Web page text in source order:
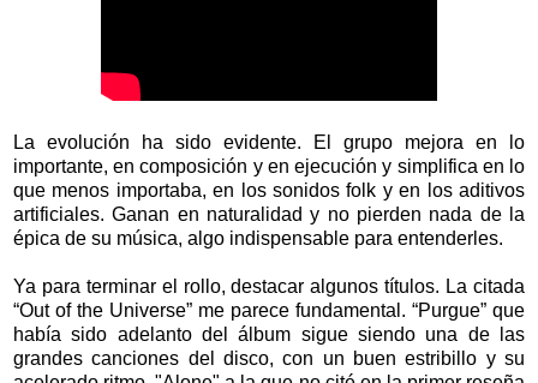
La evolución ha sido evidente. El grupo mejora en lo
importante, en composición y en ejecución y simplifica en lo
que menos importaba, en los sonidos folk y en los aditivos
artificiales. Ganan en naturalidad y no pierden nada de la
épica de su música, algo indispensable para entenderles.
Ya para terminar el rollo, destacar algunos títulos. La citada
“Out of the Universe” me parece fundamental. “Purgue” que
había sido adelanto del álbum sigue siendo una de las
grandes canciones del disco, con un buen estribillo y su